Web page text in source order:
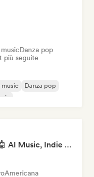
Danza pop
più seguite
music
Danza pop
Pop Machine Mode 🤖 AI Music, Indie Pop & Dream Pop
Americana